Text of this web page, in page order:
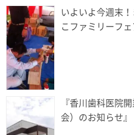
いよいよ今週末
こファミリーフェ
『香川歯科医院
会）のお知らせ』